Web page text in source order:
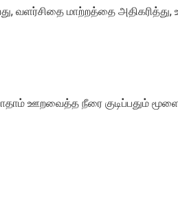
வளர்சிதை மாற்றத்தை அதிகரித்து,
பாதாம் ஊறவைத்த நீரை குடிப்பதும்